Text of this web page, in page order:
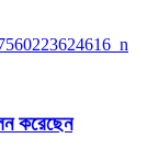
করেছেন